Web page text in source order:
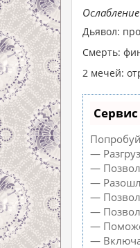
Ослабление
Дьявол:
Смерть:
2 мечей:
—
—
—
—
—
—
—